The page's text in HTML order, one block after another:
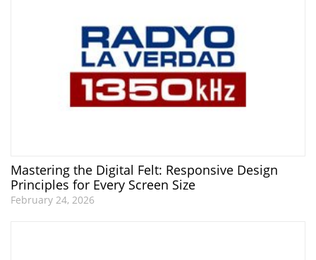
Mastering the Digital Felt: Responsive Design
Principles for Every Screen Size
February 24, 2026